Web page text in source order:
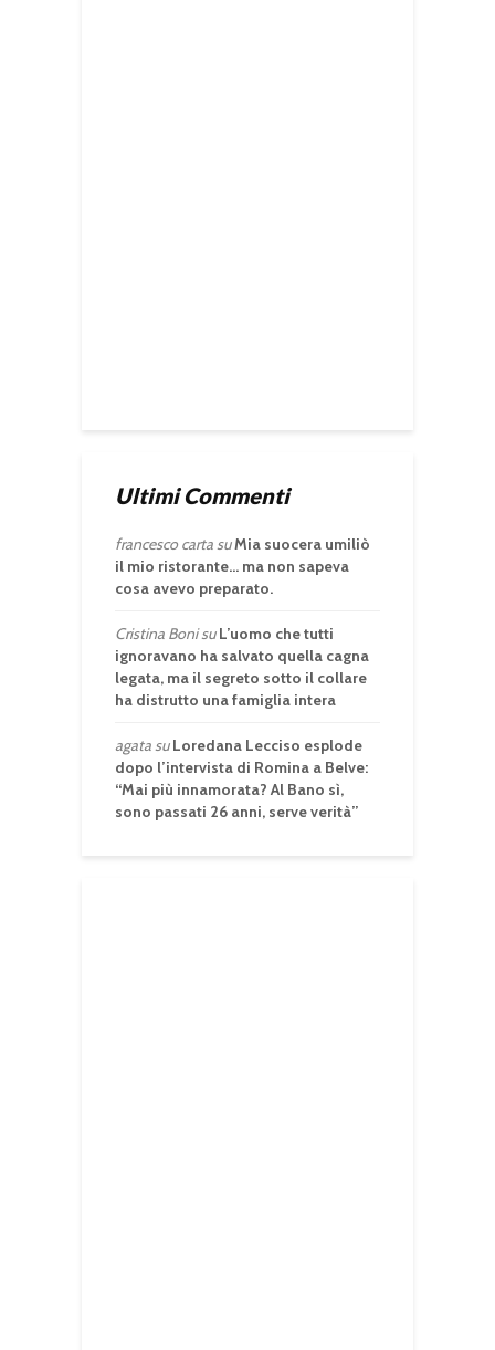
Ultimi Commenti
francesco cartasuMia suocera umiliò
il mio ristorante… ma non sapeva
cosa avevo preparato.
Cristina BonisuL’uomo che tutti
ignoravano ha salvato quella cagna
legata, ma il segreto sotto il collare
ha distrutto una famiglia intera
agatasuLoredana Lecciso esplode
dopo l’intervista di Romina a Belve:
“Mai più innamorata? Al Bano sì,
sono passati 26 anni, serve verità”